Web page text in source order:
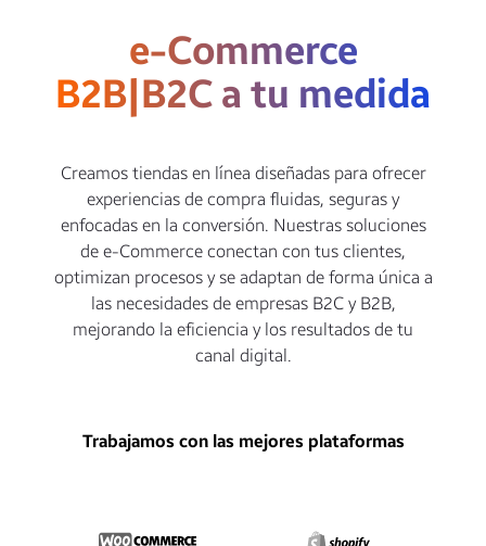
e-Commerce
B2B|B2C a tu medida
Creamos tiendas en línea diseñadas para ofrecer
experiencias de compra fluidas, seguras y
enfocadas en la conversión. Nuestras soluciones
de e-Commerce conectan con tus clientes,
optimizan procesos y se adaptan de forma única a
las necesidades de empresas B2C y B2B,
mejorando la eficiencia y los resultados de tu
canal digital.
Trabajamos con las mejores plataformas